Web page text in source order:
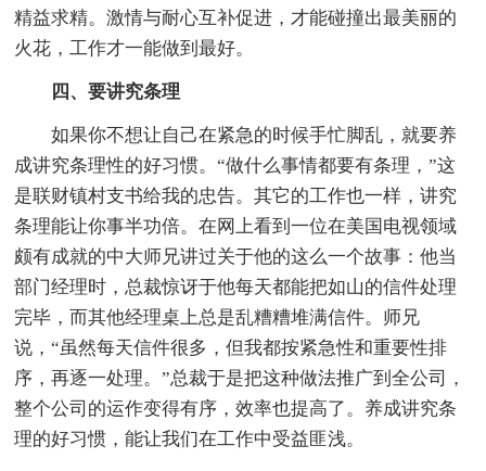
精益求精。激情与耐心互补促进，才能碰撞出最美丽的
火花，工作才一能做到最好。
四、要讲究条理
如果你不想让自己在紧急的时候手忙脚乱，就要养
成讲究条理性的好习惯。“做什么事情都要有条理，”这
是联财镇村支书给我的忠告。其它的工作也一样，讲究
条理能让你事半功倍。在网上看到一位在美国电视领域
颇有成就的中大师兄讲过关于他的这么一个故事：他当
部门经理时，总裁惊讶于他每天都能把如山的信件处理
完毕，而其他经理桌上总是乱糟糟堆满信件。师兄
说，“虽然每天信件很多，但我都按紧急性和重要性排
序，再逐一处理。”总裁于是把这种做法推广到全公司，
整个公司的运作变得有序，效率也提高了。养成讲究条
理的好习惯，能让我们在工作中受益匪浅。